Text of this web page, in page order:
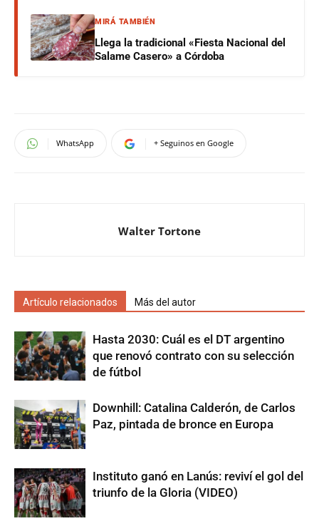
MIRÁ TAMBIÉN
Llega la tradicional «Fiesta Nacional del
Salame Casero» a Córdoba
WhatsApp + Seguinos en Google
Walter Tortone
Artículo relacionados Más del autor
Hasta 2030: Cuál es el DT argentino
que renovó contrato con su selección
de fútbol
Downhill: Catalina Calderón, de Carlos
Paz, pintada de bronce en Europa
Instituto ganó en Lanús: reviví el gol del
triunfo de la Gloria (VIDEO)